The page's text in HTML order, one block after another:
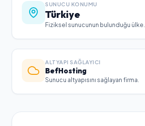
SUNUCU KONUMU
Türkiye
Fiziksel sunucunun bulunduğu ülke.
ALTYAPI SAĞLAYICI
BefHosting
Sunucu altyapısını sağlayan firma.